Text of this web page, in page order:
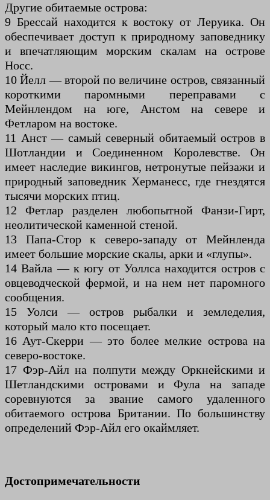
Другие обитаемые острова:
9 Брессай находится к востоку от Леруика. Он
обеспечивает доступ к природному заповеднику
и впечатляющим морским скалам на острове
Носс.
10 Йелл — второй по величине остров, связанный
короткими паромными переправами с
Мейнлендом на юге, Анстом на севере и
Фетларом на востоке.
11 Анст — самый северный обитаемый остров в
Шотландии и Соединенном Королевстве. Он
имеет наследие викингов, нетронутые пейзажи и
природный заповедник Херманесс, где гнездятся
тысячи морских птиц.
12 Фетлар разделен любопытной Фанзи-Гирт,
неолитической каменной стеной.
13 Папа-Стор к северо-западу от Мейнленда
имеет большие морские скалы, арки и «глупы».
14 Вайла — к югу от Уоллса находится остров с
овцеводческой фермой, и на нем нет паромного
сообщения.
15 Уолси — остров рыбалки и земледелия,
который мало кто посещает.
16 Аут-Скерри — это более мелкие острова на
северо-востоке.
17 Фэр-Айл на полпути между Оркнейскими и
Шетландскими островами и Фула на западе
соревнуются за звание самого удаленного
обитаемого острова Британии. По большинству
определений Фэр-Айл его окаймляет.
Достопримечательности